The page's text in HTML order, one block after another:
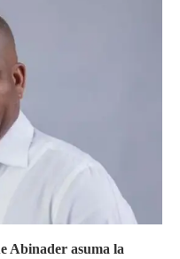
Abinader asuma la